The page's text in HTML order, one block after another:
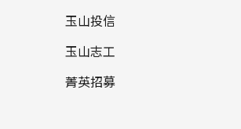
玉山投信
玉山志工
菁英招募